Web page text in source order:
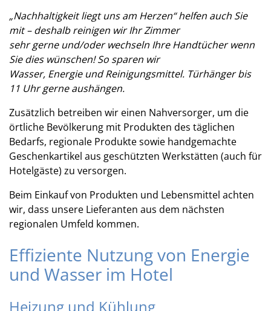
„Nachhaltigkeit liegt uns am Herzen“ helfen auch Sie
mit – deshalb reinigen wir Ihr Zimmer
sehr gerne und/oder wechseln Ihre Handtücher wenn
Sie dies wünschen! So sparen wir
Wasser, Energie und Reinigungsmittel. Türhänger bis
11 Uhr gerne aushängen.
Zusätzlich betreiben wir einen Nahversorger, um die
örtliche Bevölkerung mit Produkten des täglichen
Bedarfs, regionale Produkte sowie handgemachte
Geschenkartikel aus geschützten Werkstätten (auch für
Hotelgäste) zu versorgen.
Beim Einkauf von Produkten und Lebensmittel achten
wir, dass unsere Lieferanten aus dem nächsten
regionalen Umfeld kommen.
Effiziente Nutzung von Energie
und Wasser im Hotel
Heizung und Kühlung